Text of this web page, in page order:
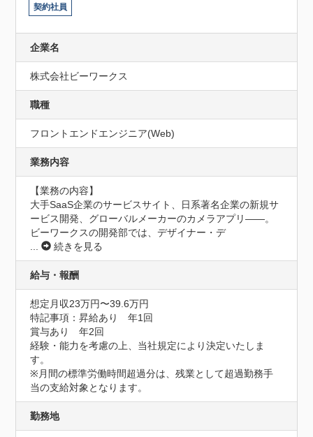
契約社員
企業名
株式会社ビーワークス
職種
フロントエンドエンジニア(Web)
業務内容
【業務の内容】
大手SaaS企業のサービスサイト、日系著名企業の新規サ
ービス開発、グローバルメーカーのカメラアプリ——。
ビーワークスの開発部では、デザイナー・デ
...
続きを見る
給与・報酬
想定月収23万円〜39.6万円
特記事項：昇給あり　年1回
賞与あり　年2回
経験・能力を考慮の上、当社規定により決定いたしま
す。
※月間の標準労働時間超過分は、残業として超過勤務手
当の支給対象となります。
勤務地